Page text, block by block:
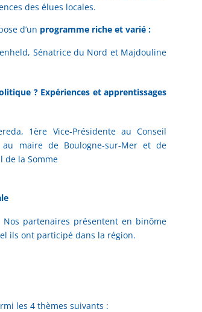
des élues locales.
d’un programme riche et varié :
Sénatrice du Nord et Majdouline
? Expériences et apprentissages
1ère Vice-Présidente au Conseil
maire de Boulogne-sur-Mer et de
de la Somme
partenaires présentent en binôme
ils ont participé dans la région.
les 4 thèmes suivants :